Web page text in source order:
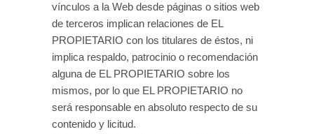
vínculos a la Web desde páginas o sitios web
de terceros implican relaciones de EL
PROPIETARIO con los titulares de éstos, ni
implica respaldo, patrocinio o recomendación
alguna de EL PROPIETARIO sobre los
mismos, por lo que EL PROPIETARIO no
será responsable en absoluto respecto de su
contenido y licitud.